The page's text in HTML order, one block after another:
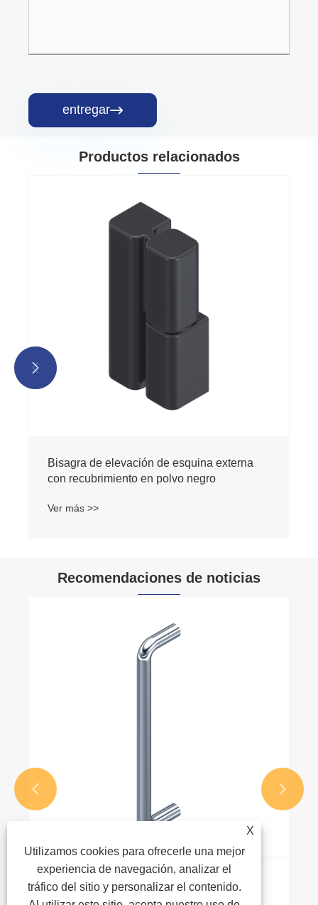
entregar
Productos relacionados
Bisagra de elevación de esquina externa
con recubrimiento en polvo negro
Ver más >>


Recomendaciones de noticias
Materiales comunes para manijas de
gabinetes
 
X
Utilizamos cookies para ofrecerle una mejor
experiencia de navegación, analizar el
tráfico del sitio y personalizar el contenido.